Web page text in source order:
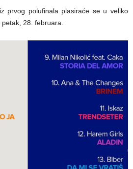
prvog polufinala plasiraće se u veliko
28. februara.